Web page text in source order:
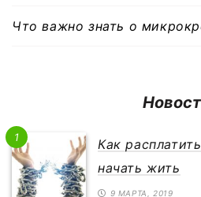
Что важно знать о
1
Как
начать жить
9 МАРТА, 2019